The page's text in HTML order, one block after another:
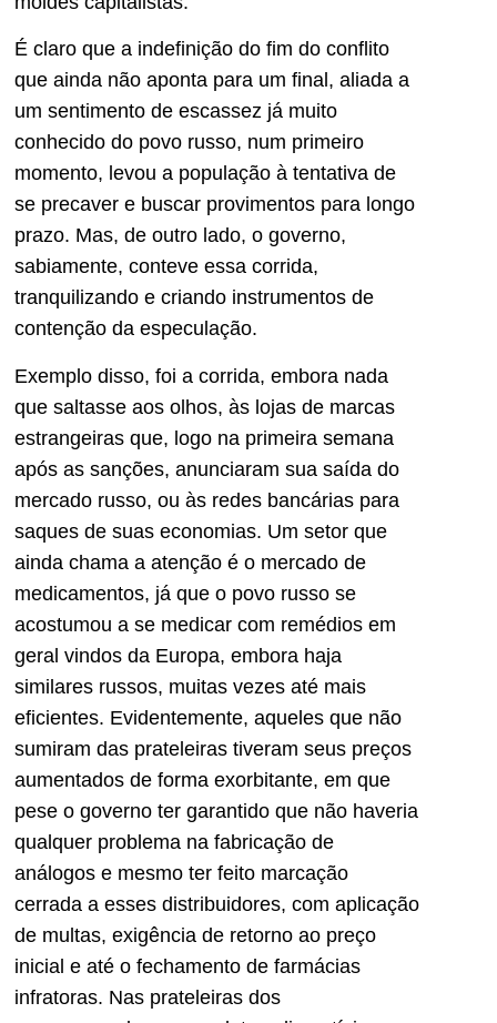
É claro que a indefinição do fim do conflito
que ainda não aponta para um final, aliada a
um sentimento de escassez já muito
conhecido do povo russo, num primeiro
momento, levou a população à tentativa de
se precaver e buscar provimentos para longo
prazo. Mas, de outro lado, o governo,
sabiamente, conteve essa corrida,
tranquilizando e criando instrumentos de
contenção da especulação.
Exemplo disso, foi a corrida, embora nada
que saltasse aos olhos, às lojas de marcas
estrangeiras que, logo na primeira semana
após as sanções, anunciaram sua saída do
mercado russo, ou às redes bancárias para
saques de suas economias. Um setor que
ainda chama a atenção é o mercado de
medicamentos, já que o povo russo se
acostumou a se medicar com remédios em
geral vindos da Europa, embora haja
similares russos, muitas vezes até mais
eficientes. Evidentemente, aqueles que não
sumiram das prateleiras tiveram seus preços
aumentados de forma exorbitante, em que
pese o governo ter garantido que não haveria
qualquer problema na fabricação de
análogos e mesmo ter feito marcação
cerrada a esses distribuidores, com aplicação
de multas, exigência de retorno ao preço
inicial e até o fechamento de farmácias
infratoras. Nas prateleiras dos